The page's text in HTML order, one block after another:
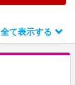
全て表示する